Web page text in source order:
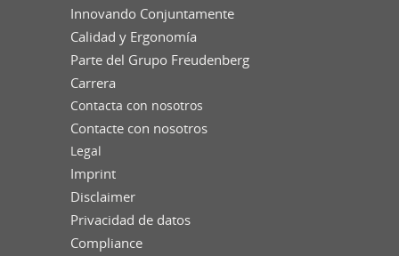
Innovando Conjuntamente
Calidad y Ergonomía
Parte del Grupo Freudenberg
Carrera
Contacta con nosotros
Contacte con nosotros
Legal
Imprint
Disclaimer
Privacidad de datos
Compliance